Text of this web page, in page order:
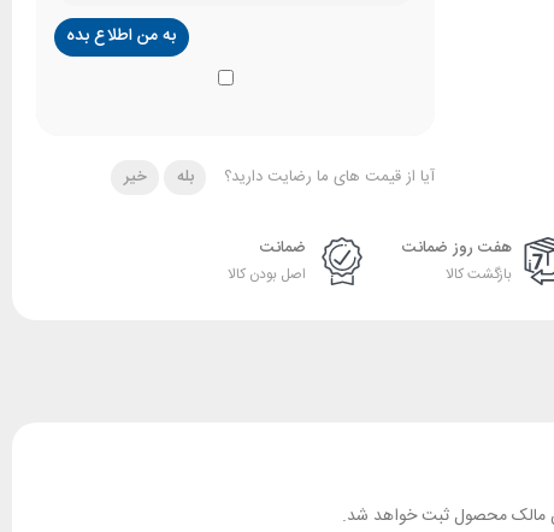
آیا از قیمت های ما رضایت دارید؟ بله خیر
هفت روز ضمانت
بازگشت کالا
ضمانت
اصل بودن کالا
مالک محصول ثبت خواهد شد.